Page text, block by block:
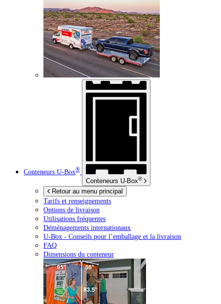
Conteneurs U-Box®
Conteneurs U-Box®
Retour au menu principal
Tarifs et renseignements
Options de livraison
Utilisations fréquentes
Déménagements internationaux
U-Box - Conseils pour l’emballage et la livraison
FAQ
Dimensions du conteneur